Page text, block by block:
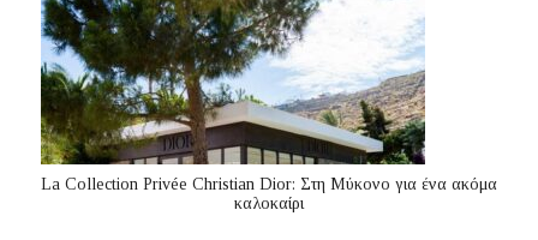
La Collection Privée Christian Dior: Στη Μύκονο για ένα ακόμα
καλοκαίρι